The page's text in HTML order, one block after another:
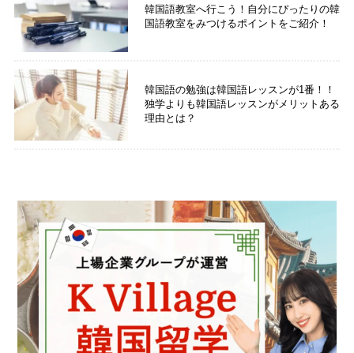
韓国語教室へ行こう！自分にぴったりの韓
国語教室をみつけるポイントをご紹介！
韓国語の勉強は韓国語レッスンが1番！！
独学よりも韓国語レッスンがメリットある
理由とは？